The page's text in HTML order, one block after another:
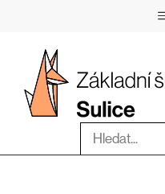
Hledat: